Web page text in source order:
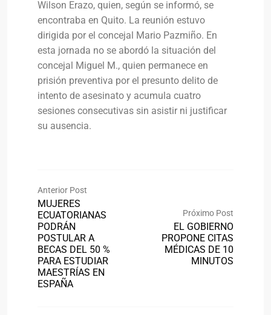
Wilson Erazo, quien, según se informó, se
encontraba en Quito. La reunión estuvo
dirigida por el concejal Mario Pazmiño. En
esta jornada no se abordó la situación del
concejal Miguel M., quien permanece en
prisión preventiva por el presunto delito de
intento de asesinato y acumula cuatro
sesiones consecutivas sin asistir ni justificar
su ausencia.
Anterior Post
MUJERES
ECUATORIANAS
PODRÁN
POSTULAR A
BECAS DEL 50 %
PARA ESTUDIAR
MAESTRÍAS EN
ESPAÑA
Próximo Post
EL GOBIERNO
PROPONE CITAS
MÉDICAS DE 10
MINUTOS